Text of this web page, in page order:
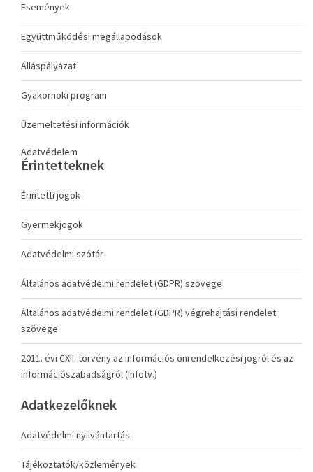
Események
Együttműködési megállapodások
Álláspályázat
Gyakornoki program
Üzemeltetési információk
Adatvédelem
Érintetteknek
Érintetti jogok
Gyermekjogok
Adatvédelmi szótár
Általános adatvédelmi rendelet (GDPR) szövege
Általános adatvédelmi rendelet (GDPR) végrehajtási rendelet
szövege
2011. évi CXII. törvény az információs önrendelkezési jogról és az
információszabadságról (Infotv.)
Adatkezelőknek
Adatvédelmi nyilvántartás
Tájékoztatók/közlemények